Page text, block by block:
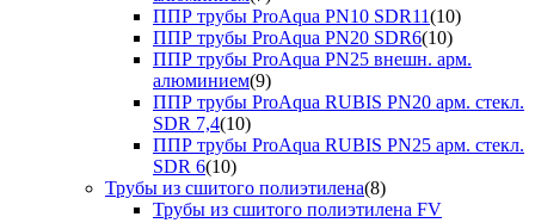
ППР трубы ProAqua PN10 SDR11(10)
ППР трубы ProAqua PN20 SDR6(10)
ППР трубы ProAqua PN25 внешн. арм.
алюминием(9)
ППР трубы ProAqua RUBIS PN20 арм. стекл.
SDR 7,4(10)
ППР трубы ProAqua RUBIS PN25 арм. стекл.
SDR 6(10)
Трубы из сшитого полиэтилена(8)
Трубы из сшитого полиэтилена FV